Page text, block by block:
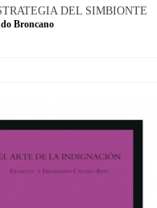
DEL SIMBIONTE
Broncano